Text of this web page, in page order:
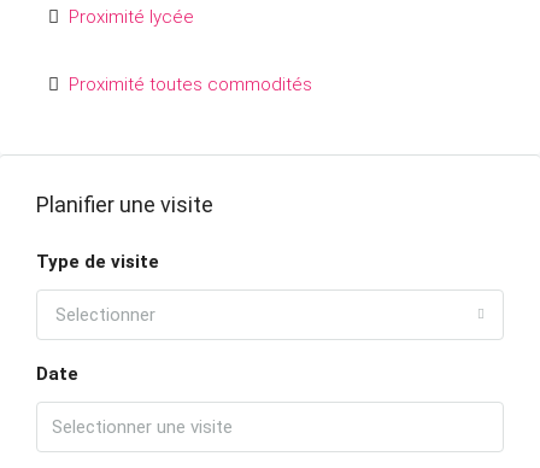
Proximité lycée
Proximité toutes commodités
Planifier une visite
Type de visite
Selectionner
Date